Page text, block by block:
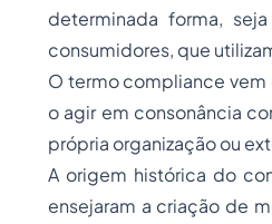
determinada forma,
consumidores, que
O termocompliance
o agir em consonância
própria organização ou
A origem histórica do
ensejaram a criação de